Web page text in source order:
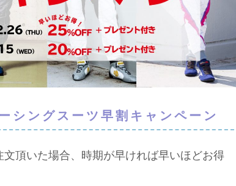
シングスーツ早割キャンペーン
頂いた場合、時期が早ければ早いほどお得